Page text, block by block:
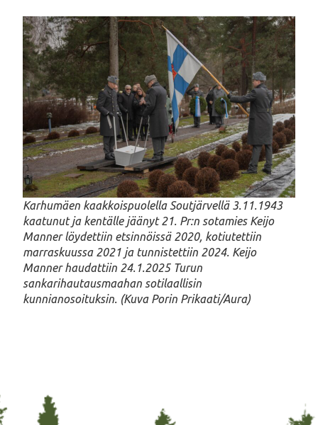
Karhumäen kaakkoispuolella Soutjärvellä 3.11.1943
kaatunut ja kentälle jäänyt 21. Pr:n sotamies Keijo
Manner löydettiin etsinnöissä 2020, kotiutettiin
marraskuussa 2021 ja tunnistettiin 2024. Keijo
Manner haudattiin 24.1.2025 Turun
sankarihautausmaahan sotilaallisin
kunnianosoituksin. (Kuva Porin Prikaati/Aura)